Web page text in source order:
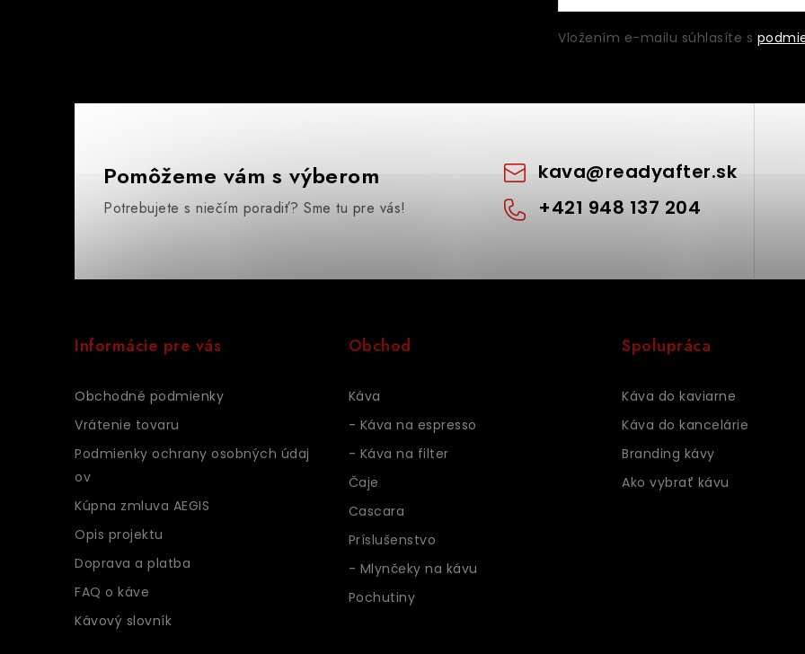
Vložením e-mailu súhlasíte s
Pomôžeme vám s výberom
Potrebujete s niečím poradiť? Sme tu pre vás!
kava@readyafter.sk
+421 948 137 204
Informácie pre vás
Obchodné podmienky
Vrátenie tovaru
Podmienky ochrany osobných údaj
ov
Kúpna zmluva AEGIS
Opis projektu
Doprava a platba
FAQ o káve
Kávový slovník
Obchod
Káva
- Káva na espresso
- Káva na filter
Čaje
Cascara
Príslušenstvo
- Mlynčeky na kávu
Pochutiny
Spolupráca
Káva do kaviarne
Káva do kancelárie
Branding kávy
Ako vybrať kávu